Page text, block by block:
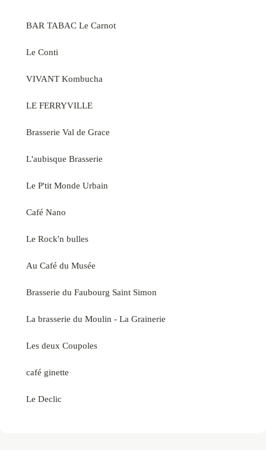
BAR TABAC Le Carnot
Le Conti
VIVANT Kombucha
LE FERRYVILLE
Brasserie Val de Grace
L'aubisque Brasserie
Le P'tit Monde Urbain
Café Nano
Le Rock'n bulles
Au Café du Musée
Brasserie du Faubourg Saint Simon
La brasserie du Moulin - La Grainerie
Les deux Coupoles
café ginette
Le Declic